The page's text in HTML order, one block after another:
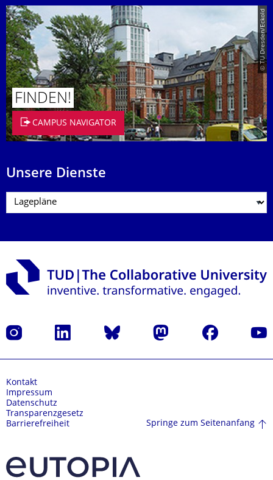
© TU Dresden/Eckold
FINDEN!
CAMPUS NAVIGATOR
Unsere Dienste
Instagram LinkedIn Bluesky Mastodon Facebook
Kontakt
Impressum
Datenschutz
Transparenzgesetz
Barrierefreiheit
Springe zum Seitenanfang